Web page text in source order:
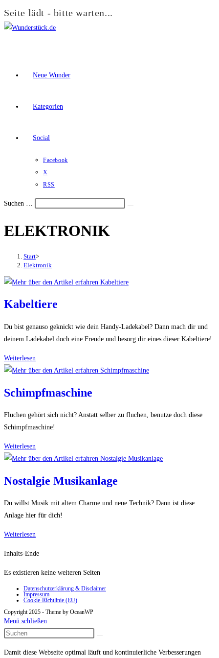
Seite lädt - bitte warten...
Zum
Neue Wunder
Kategorien
Social
Facebook
X
RSS
Suchen …
den
das
aus-
einzuklappen
ELEKTRONIK
Start>
Elektronik
Kabeltiere
Du bist genauso geknickt wie dein Handy-Ladekabel? Dann mach dir und
deinem Ladekabel doch eine Freude und besorg dir eines dieser Kabeltiere!
Weiterlesen
Schimpfmaschine
Fluchen gehört sich nicht? Anstatt selber zu fluchen, benutze doch diese
Schimpfmaschine!
Weiterlesen
Nostalgie Musikanlage
Du willst Musik mit altem Charme und neue Technik? Dann ist diese
Anlage hier für dich!
Weiterlesen
Inhalts-Ende
Es existieren keine weiteren Seiten
Datenschutzerklärung & Disclaimer
Impressum
Cookie-Richtlinie (EU)
Copyright 2025 - Theme by OceanWP
Menü schließen
Damit diese Webseite optimal läuft und kontinuierliche Verbesserungen